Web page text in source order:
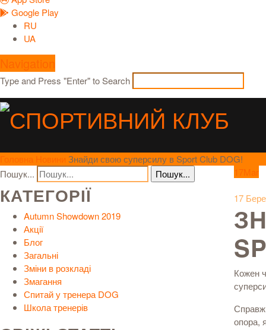
Google Play
RU
UA
Navigation
Type and Press "Enter" to Search
Головна Новини Знайди свою суперсилу в Sport Club DOG!
17Mar
17
Кожен
опора,
Пошук...
КАТЕГОРІЇ
Autumn Showdown 2019
Акції
Блог
Загальні
Зміни в розкладі
Змагання
Спитай у тренера DOG
Школа тренерів